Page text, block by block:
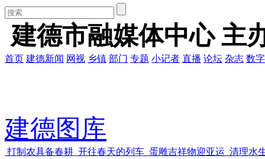
建德市融媒体中心 主
首页 建德新闻 网视 乡镇 部门 专题 小记者 直播 论坛 杂志 数
建德图库
打制农具备春耕 开往春天的列车 蛋雕吉祥物迎亚运 清理水